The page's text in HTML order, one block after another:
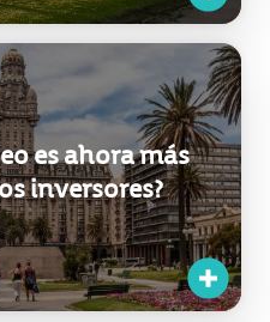
es ahora más
inversores?